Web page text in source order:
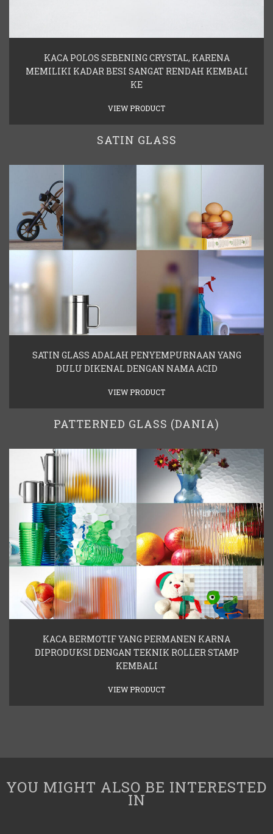
KACA POLOS SEBENING CRYSTAL, KARENA
MEMILIKI KADAR BESI SANGAT RENDAH KEMBALI
KE
VIEW PRODUCT
SATIN GLASS
SATIN GLASS ADALAH PENYEMPURNAAN YANG
DULU DIKENAL DENGAN NAMA ACID
VIEW PRODUCT
PATTERNED GLASS (DANIA)
KACA BERMOTIF YANG PERMANEN KARNA
DIPRODUKSI DENGAN TEKNIK ROLLER STAMP
KEMBALI
VIEW PRODUCT
YOU MIGHT ALSO BE INTERESTED
IN